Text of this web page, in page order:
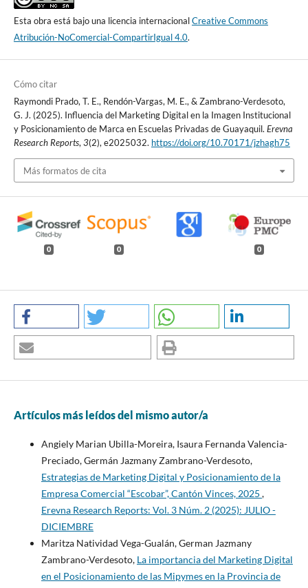
Esta obra está bajo una licencia internacionalCreative Commons
Atribución-NoComercial-CompartirIgual 4.0.
Cómo citar
Raymondi Prado, T. E., Rendón-Vargas, M. E., & Zambrano-Verdesoto,
G. J. (2025). Influencia del Marketing Digital en la Imagen Institucional
y Posicionamiento de Marca en Escuelas Privadas de Guayaquil. Erevna
Research Reports,3(2), e2025032. https://doi.org/10.70171/jzhagh75
Más formatos de cita
0 0 0
Artículos más leídos del mismo autor/a
Angiely Marian Ubilla-Moreira, Isaura Fernanda Valencia-
Preciado, Germán Jazmany Zambrano-Verdesoto,
Estrategias de Marketing Digital y Posicionamiento de la
Empresa Comercial “Escobar”, Cantón Vinces, 2025 ,
Erevna Research Reports: Vol. 3 Núm. 2 (2025): JULIO -
DICIEMBRE
Maritza Natividad Vega-Gualán, German Jazmany
Zambrano-Verdesoto, La importancia del Marketing Digital
en el Posicionamiento de las Mipymes en la Provincia de